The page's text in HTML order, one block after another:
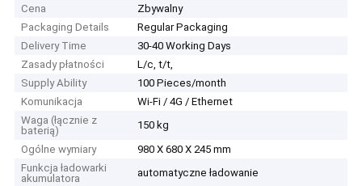
Cena
Zbywalny
Packaging Details
Regular Packaging
Delivery Time
30-40 Working Days
Zasady płatności
L/c, t/t,
Supply Ability
100 Pieces/month
Komunikacja
Wi-Fi / 4G / Ethernet
Waga (łącznie z
baterią)
150 kg
Ogólne wymiary
980 X 680 X 245 mm
Funkcja ładowarki
akumulatora
automatyczne ładowanie